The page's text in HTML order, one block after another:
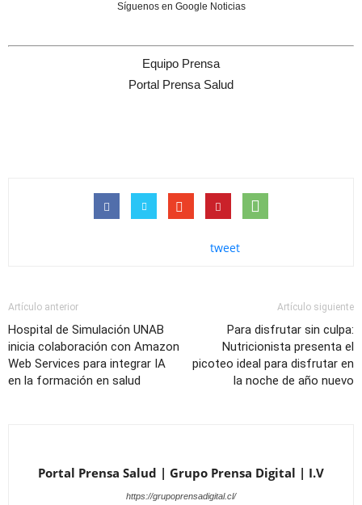
Síguenos en Google Noticias
Equipo Prensa
Portal Prensa Salud
tweet
Artículo anterior
Hospital de Simulación UNAB
inicia colaboración con Amazon
Web Services para integrar IA
en la formación en salud
Artículo siguiente
Para disfrutar sin culpa:
Nutricionista presenta el
picoteo ideal para disfrutar en
la noche de año nuevo
Portal Prensa Salud | Grupo Prensa Digital | I.V
https://grupoprensadigital.cl/